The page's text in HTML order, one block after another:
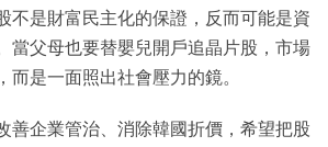
不是財富民主化的保證，反而可能是資
當父母也要替嬰兒開戶追晶片股，市場
而是一面照出社會壓力的鏡。
善企業管治、消除韓國折價，希望把股